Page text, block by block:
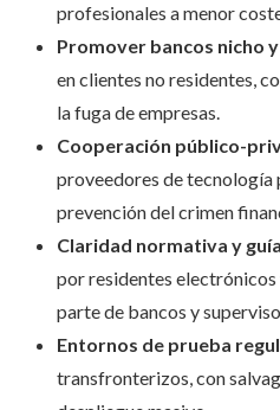
profesionales a menor
Promover bancos nicho
en clientes no residentes,
la fuga de empresas.
Cooperación público-
proveedores de tecnología
prevención del crimen
Claridad normativa y
por residentes
parte de bancos y
Entornos de prueba
transfronterizos, con